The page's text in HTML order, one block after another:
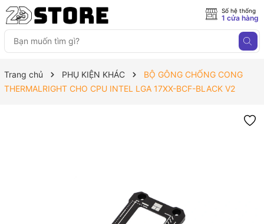
Số hệ thống
1 cửa hàng
Trang chủ PHỤ KIỆN KHÁC
BỘ GÔNG CHỐNG CONG
THERMALRIGHT CHO CPU INTEL LGA 17XX-BCF-BLACK V2